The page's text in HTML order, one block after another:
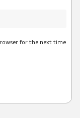
for the next time